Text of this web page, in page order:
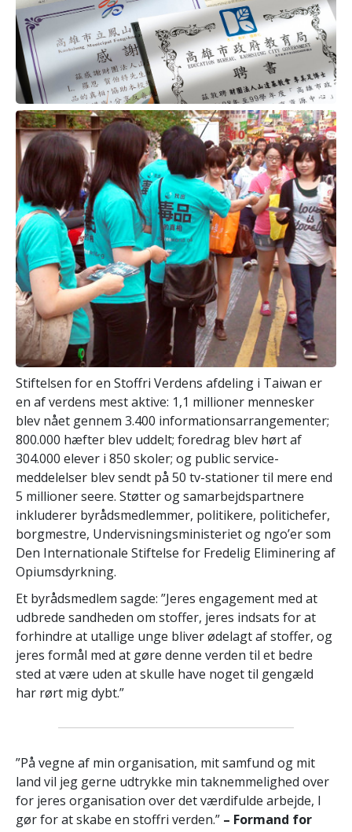
Stiftelsen for en Stoffri Verdens afdeling i Taiwan er
en af verdens mest aktive: 1,1 millioner mennesker
blev nået gennem 3.400 informationsarrangementer;
800.000 hæfter blev uddelt; foredrag blev hørt af
304.000 elever i 850 skoler; og public service-
meddelelser blev sendt på 50 tv-stationer til mere end
5 millioner seere. Støtter og samarbejdspartnere
inkluderer byrådsmedlemmer, politikere, politichefer,
borgmestre, Undervisningsministeriet og ngo’er som
Den Internationale Stiftelse for Fredelig Eliminering af
Opiumsdyrkning.
Et byrådsmedlem sagde: ”Jeres engagement med at
udbrede sandheden om stoffer, jeres indsats for at
forhindre at utallige unge bliver ødelagt af stoffer, og
jeres formål med at gøre denne verden til et bedre
sted at være uden at skulle have noget til gengæld
har rørt mig dybt.”
”På vegne af min organisation, mit samfund og mit
land vil jeg gerne udtrykke min taknemmelighed over
for jeres organisation over det værdifulde arbejde, I
gør for at skabe en stoffri verden.” – Formand for